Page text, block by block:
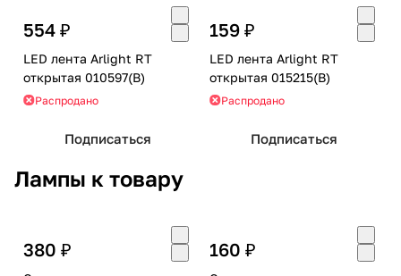
554 ₽
LED лента Arlight RT
открытая 010597(B)
Распродано
Подписаться
159 ₽
LED лента Arlight RT
открытая 015215(B)
Распродано
Подписаться
Лампы к товару
380 ₽ 160 ₽